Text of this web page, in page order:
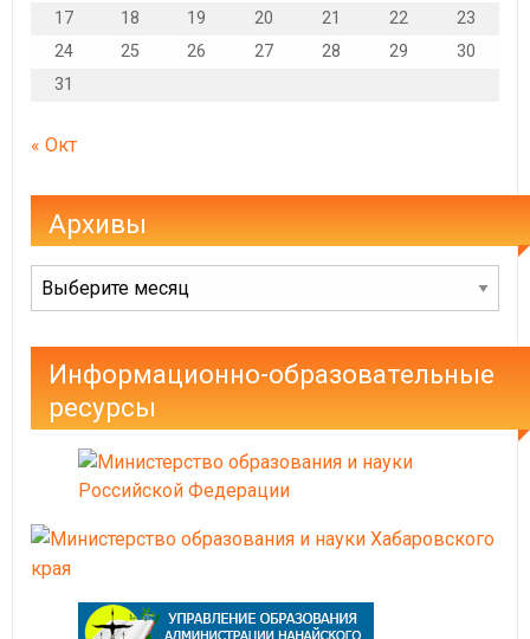
17
18 19 20 21 22
23
24
25 26 27 28 29
30
31
« Окт
Архивы
Архивы
Информационно-образовательные
ресурсы